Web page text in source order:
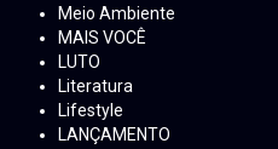
Meio Ambiente
MAIS VOCÊ
LUTO
Literatura
Lifestyle
LANÇAMENTO